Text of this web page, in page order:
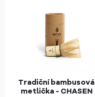
Tradiční bambusová
metlička - CHASEN